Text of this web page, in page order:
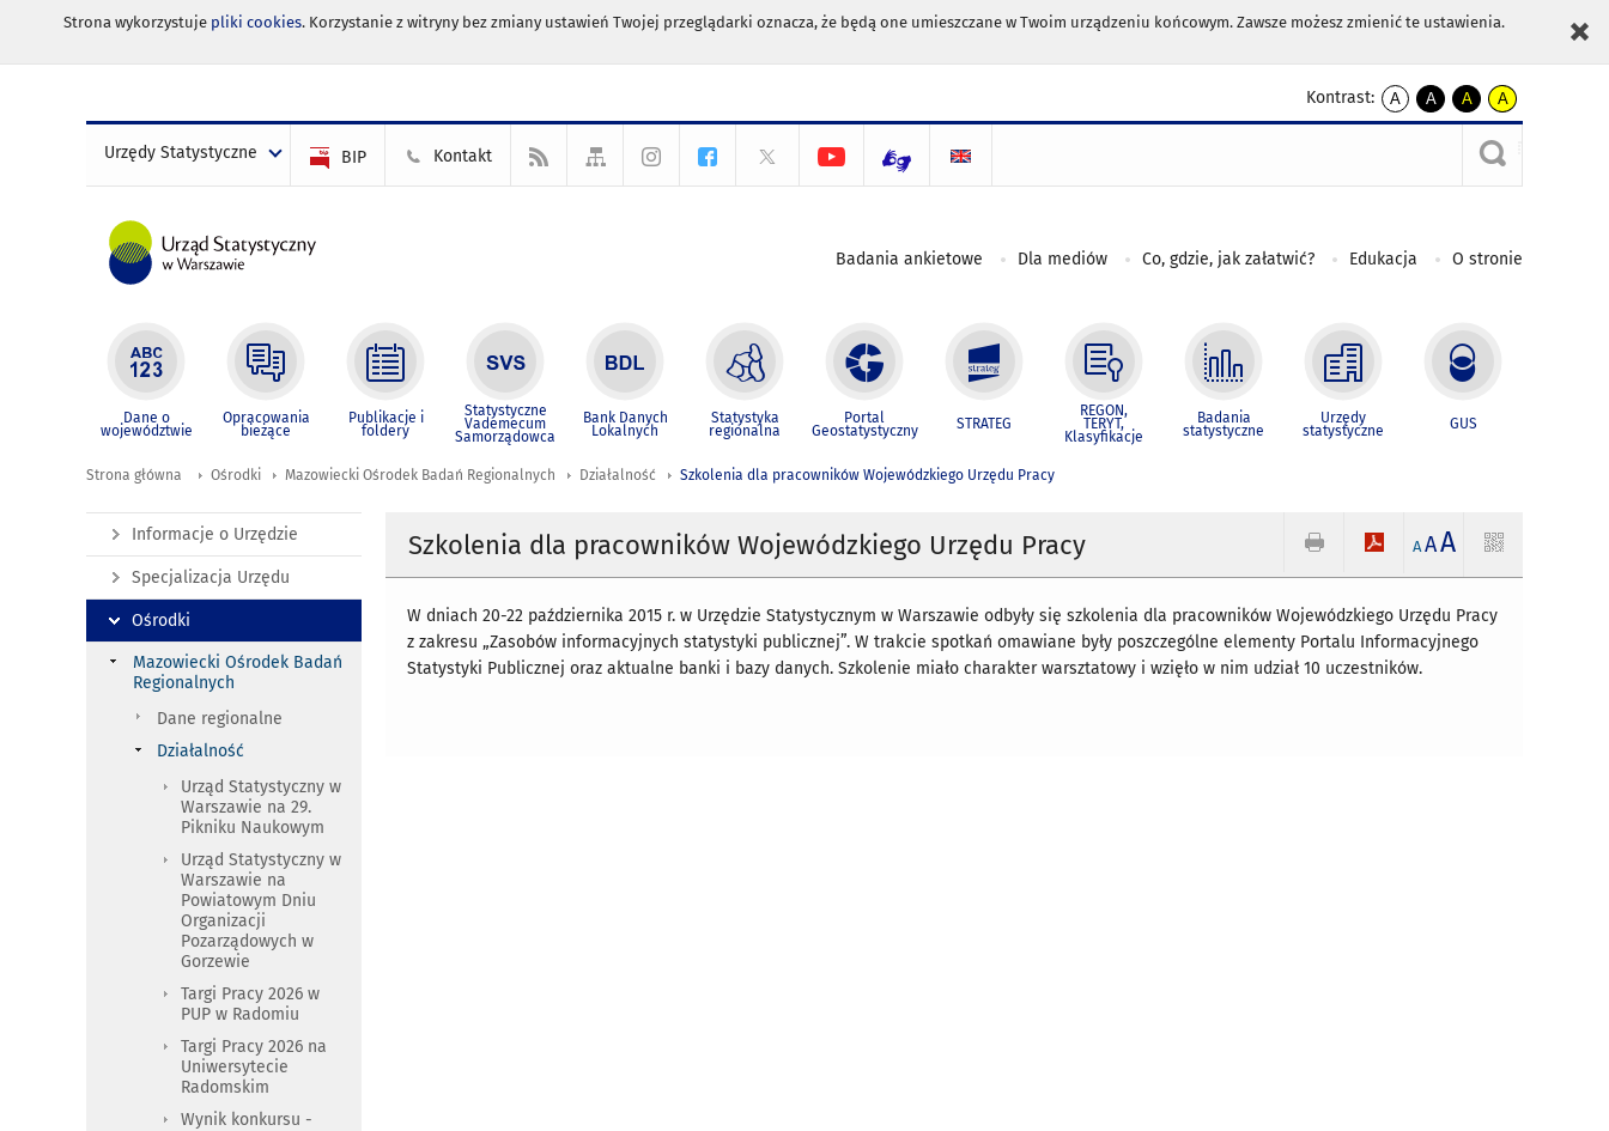
Strona wykorzystuje pliki cookies. Korzystanie z witryny bez zmiany ustawień Twojej przeglądarki oznacza, że będą one umieszczane w Twoim urządzeniu końcowym. Zawsze możesz zmienić te ustawienia.
Kontrast:
A
kontrast
A
kontrast
czarnym
A
kontrast
żółty
tekst
czarnym
A
kontrast
czarny
tekst
żółtym
Urzędy Statystyczne BIP Kontakt
Badania ankietowe Dla mediów Co, gdzie, jak załatwić? Edukacja O stronie
Dane o
województwie
Opracowania
bieżące
Publikacje i
foldery
Statystyczne
Vademecum
Samorządowca
Bank Danych
Lokalnych
Statystyka
regionalna
Portal
Geostatystyczny STRATEG
REGON,
TERYT,
Klasyfikacje
Badania
statystyczne
Urzędy
statystyczne GUS
Strona główna Ośrodki Mazowiecki Ośrodek Badań Regionalnych Działalność Szkolenia dla pracowników Wojewódzkiego Urzędu Pracy
Szkolenia dla pracowników Wojewódzkiego Urzędu Pracy A AA
W dniach 20-22 października 2015 r. w Urzędzie Statystycznym w Warszawie odbyły się szkolenia dla pracowników Wojewódzkiego Urzędu Pracy
z zakresu „Zasobów informacyjnych statystyki publicznej”. W trakcie spotkań omawiane były poszczególne elementy Portalu Informacyjnego
Statystyki Publicznej oraz aktualne banki i bazy danych. Szkolenie miało charakter warsztatowy i wzięło w nim udział 10 uczestników.
Informacje o Urzędzie
Specjalizacja Urzędu
Ośrodki
Mazowiecki Ośrodek Badań
Regionalnych
Dane regionalne
Działalność
Urząd Statystyczny w
Warszawie na 29.
Pikniku Naukowym
Urząd Statystyczny w
Warszawie na
Powiatowym Dniu
Organizacji
Pozarządowych w
Gorzewie
Targi Pracy 2026 w
PUP w Radomiu
Targi Pracy 2026 na
Uniwersytecie
Radomskim
Wynik konkursu -